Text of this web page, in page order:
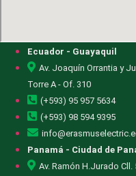
Ecuador - Guayaquil
Av. Joaquín Orrantia y
Torre A - Of. 310
(+593) 95 957 5634
(+593) 98 594 9395
Panamá - Ciudad de
Av. Ramón H.Jurado Cll.